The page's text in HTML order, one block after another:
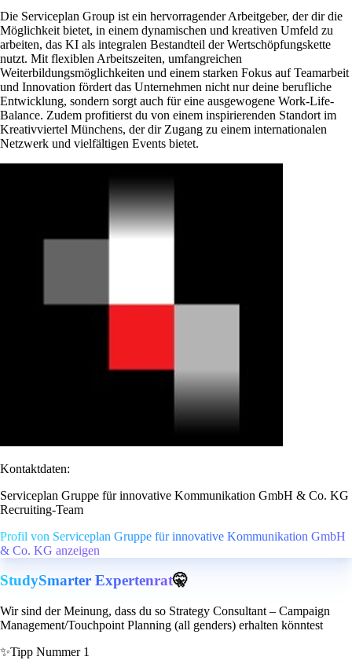
Die Serviceplan Group ist ein hervorragender Arbeitgeber, der dir die
Möglichkeit bietet, in einem dynamischen und kreativen Umfeld zu
arbeiten, das KI als integralen Bestandteil der Wertschöpfungskette
nutzt. Mit flexiblen Arbeitszeiten, umfangreichen
Weiterbildungsmöglichkeiten und einem starken Fokus auf Teamarbeit
und Innovation fördert das Unternehmen nicht nur deine berufliche
Entwicklung, sondern sorgt auch für eine ausgewogene Work-Life-
Balance. Zudem profitierst du von einem inspirierenden Standort im
Kreativviertel Münchens, der dir Zugang zu einem internationalen
Netzwerk und vielfältigen Events bietet.
Kontaktdaten:
Serviceplan Gruppe für innovative Kommunikation GmbH & Co. KG
Recruiting-Team
Profil von Serviceplan Gruppe für innovative Kommunikation GmbH
& Co. KG anzeigen
StudySmarter Expertenrat🤫
Wir sind der Meinung, dass du so Strategy Consultant – Campaign
Management/Touchpoint Planning (all genders) erhalten könntest
✨Tipp Nummer 1